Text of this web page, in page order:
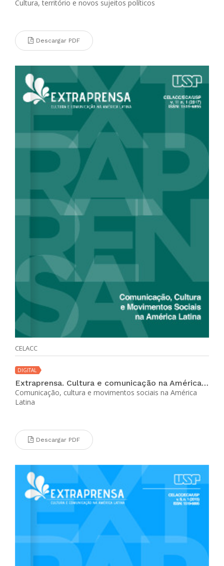
Cultura, território e novos sujeitos políticos
Descargar PDF
CELACC
DIGITAL
Extraprensa. Cultura e comunicação na América Latina (vol. 11 no. 1 jul-dic 2017)
Comunicação, cultura e movimentos sociais na América
Latina
Descargar PDF